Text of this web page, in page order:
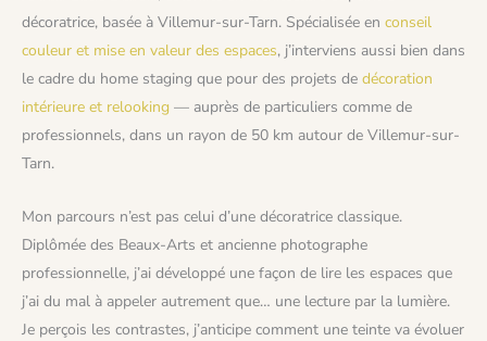
décoratrice, basée à Villemur-sur-Tarn. Spécialisée en conseil
couleur et mise en valeur des espaces, j’interviens aussi bien dans
le cadre du home staging que pour des projets de décoration
intérieure et relooking — auprès de particuliers comme de
professionnels, dans un rayon de 50 km autour de Villemur-sur-
Tarn.
Mon parcours n’est pas celui d’une décoratrice classique.
Diplômée des Beaux-Arts et ancienne photographe
professionnelle, j’ai développé une façon de lire les espaces que
j’ai du mal à appeler autrement que… une lecture par la lumière.
Je perçois les contrastes, j’anticipe comment une teinte va évoluer